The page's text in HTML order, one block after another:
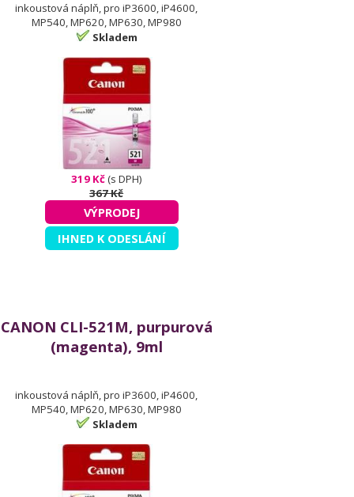
inkoustová náplň, pro iP3600, iP4600,
MP540, MP620, MP630, MP980
Skladem
319 Kč(s DPH)
367 Kč
VÝPRODEJ
IHNED K ODESLÁNÍ
CANON CLI-521M, purpurová
(magenta), 9ml
inkoustová náplň, pro iP3600, iP4600,
MP540, MP620, MP630, MP980
Skladem